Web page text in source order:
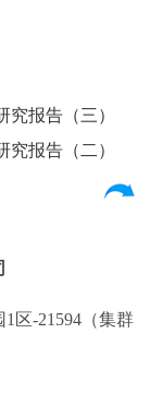
究报告（三）
究报告（二）
区-21594（集群